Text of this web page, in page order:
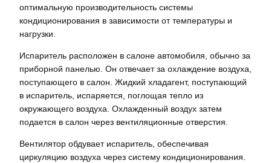
оптимальную производительность системы
кондиционирования в зависимости от температуры и
нагрузки.
Испаритель расположен в салоне автомобиля, обычно за
приборной панелью. Он отвечает за охлаждение воздуха,
поступающего в салон. Жидкий хладагент, поступающий
в испаритель, испаряется, поглощая тепло из
окружающего воздуха. Охлажденный воздух затем
подается в салон через вентиляционные отверстия.
Вентилятор обдувает испаритель, обеспечивая
циркуляцию воздуха через систему кондиционирования.